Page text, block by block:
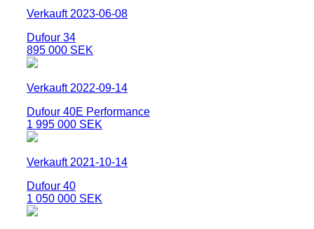
Verkauft 2023-06-08
Dufour 34
895 000 SEK
Verkauft 2022-09-14
Dufour 40E Performance
1 995 000 SEK
Verkauft 2021-10-14
Dufour 40
1 050 000 SEK